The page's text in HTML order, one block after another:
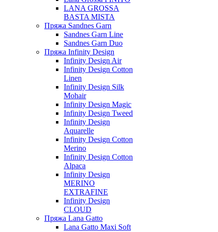
LANA GROSSA
BASTA MISTA
Пряжа Sandnes Garn
Sandnes Garn Line
Sandnes Garn Duo
Пряжа Infinity Design
Infinity Design Air
Infinity Design Cotton
Linen
Infinity Design Silk
Mohair
Infinity Design Magic
Infinity Design Tweed
Infinity Design
Aquarelle
Infinity Design Cotton
Merino
Infinity Design Cotton
Alpaca
Infinity Design
MERINO
EXTRAFINE
Infinity Design
CLOUD
Пряжа Lana Gatto
Lana Gatto Maxi Soft